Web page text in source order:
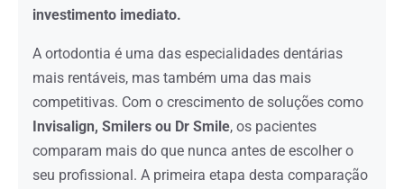
investimento imediato.
A ortodontia é uma das especialidades dentárias
mais rentáveis, mas também uma das mais
competitivas. Com o crescimento de soluções como
Invisalign, Smilers ou Dr Smile, os pacientes
comparam mais do que nunca antes de escolher o
seu profissional. A primeira etapa desta comparação